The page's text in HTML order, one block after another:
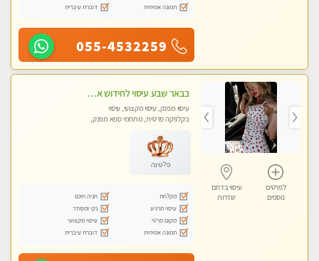
תמונה אמיתית
דוברת עיברית
055-4532259
לפרטים
נוספים
עיסוי בדרום
שדרות
בבאר שבע עיסוי לחידוש אנרגיות עיסוי חלומי מומלץ מאוד פרטי!! ללא מין !!
עיסוי מפנק, עיסוי מקצועי, עיסוי
בקלניקה פרטית, מתחמי ספא מפנק,
פלטינה
מקלחת
חניה חינם
עיסוי מרגיע
נקי ומסודר
מקום פרטי
עיסוי מקצועי
תמונה אמיתית
דוברת עיברית